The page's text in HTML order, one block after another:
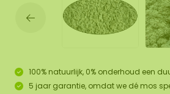
100% natuurlijk, 0% onderhoud een
5 jaar garantie, omdat we dé mos